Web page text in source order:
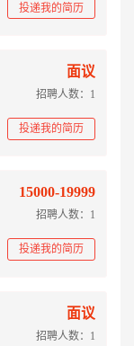
投递我的简历
面议
招聘人数：1
投递我的简历
15000-19999
招聘人数：1
投递我的简历
面议
招聘人数：1